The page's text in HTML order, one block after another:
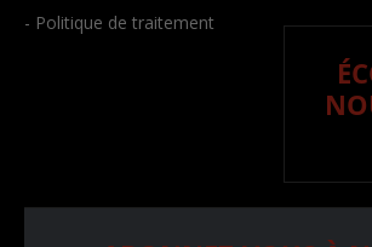
- Politique de traitement